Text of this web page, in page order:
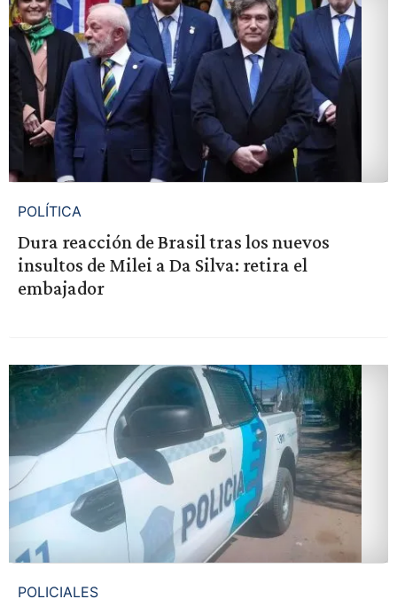
POLÍTICA
Dura reacción de Brasil tras los nuevos
insultos de Milei a Da Silva: retira el
embajador
POLICIALES